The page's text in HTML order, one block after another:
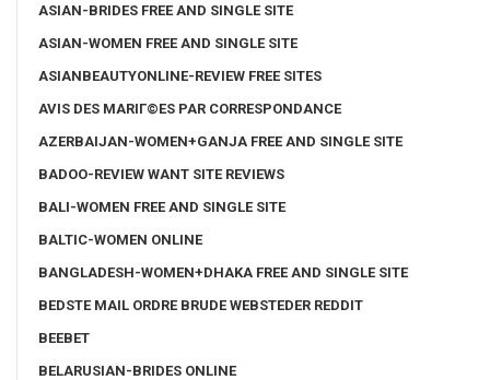
ASIAN-BRIDES FREE AND SINGLE SITE
ASIAN-WOMEN FREE AND SINGLE SITE
ASIANBEAUTYONLINE-REVIEW FREE SITES
AVIS DES MARIГ©ES PAR CORRESPONDANCE
AZERBAIJAN-WOMEN+GANJA FREE AND SINGLE SITE
BADOO-REVIEW WANT SITE REVIEWS
BALI-WOMEN FREE AND SINGLE SITE
BALTIC-WOMEN ONLINE
BANGLADESH-WOMEN+DHAKA FREE AND SINGLE SITE
BEDSTE MAIL ORDRE BRUDE WEBSTEDER REDDIT
BEEBET
BELARUSIAN-BRIDES ONLINE